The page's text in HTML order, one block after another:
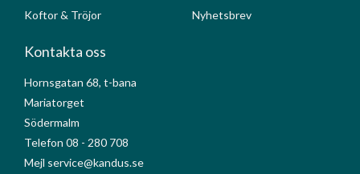
Koftor & Tröjor
Nyhetsbrev
Kontakta oss
Hornsgatan 68, t-bana
Mariatorget
Södermalm
Telefon 08 - 280 708
Mejl service@kandus.se